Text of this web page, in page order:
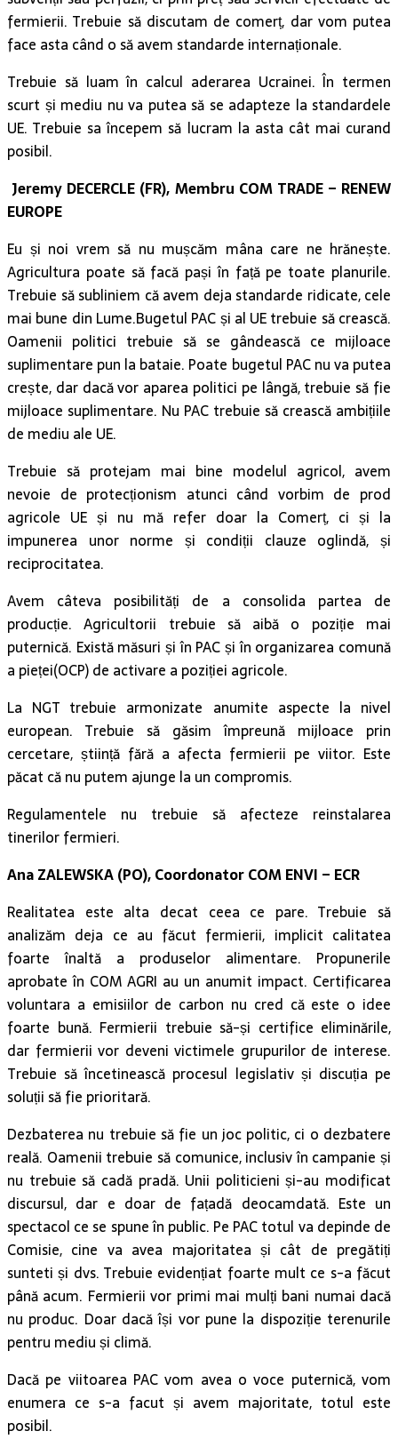
fermierii. Trebuie să discutam de comerț, dar vom putea
face asta când o să avem standarde internaționale.
Trebuie să luam în calcul aderarea Ucrainei. În termen
scurt și mediu nu va putea să se adapteze la standardele
UE. Trebuie sa începem să lucram la asta cât mai curand
posibil.
Jeremy DECERCLE (FR), Membru COM TRADE – RENEW
EUROPE
Eu și noi vrem să nu mușcăm mâna care ne hrănește.
Agricultura poate să facă pași în față pe toate planurile.
Trebuie să subliniem că avem deja standarde ridicate, cele
mai bune din Lume.Bugetul PAC și al UE trebuie să crească.
Oamenii politici trebuie să se gândească ce mijloace
suplimentare pun la bataie. Poate bugetul PAC nu va putea
crește, dar dacă vor aparea politici pe lângă, trebuie să fie
mijloace suplimentare. Nu PAC trebuie să crească ambițiile
de mediu ale UE.
Trebuie să protejam mai bine modelul agricol, avem
nevoie de protecționism atunci când vorbim de prod
agricole UE și nu mă refer doar la Comerț, ci și la
impunerea unor norme și condiții clauze oglindă, și
reciprocitatea.
Avem câteva posibilități de a consolida partea de
producție. Agricultorii trebuie să aibă o poziție mai
puternică. Există măsuri și în PAC și în organizarea comună
a pieței(OCP) de activare a poziției agricole.
La NGT trebuie armonizate anumite aspecte la nivel
european. Trebuie să găsim împreună mijloace prin
cercetare, știință fără a afecta fermierii pe viitor. Este
păcat că nu putem ajunge la un compromis.
Regulamentele nu trebuie să afecteze reinstalarea
tinerilor fermieri.
Ana ZALEWSKA (PO), Coordonator COM ENVI – ECR
Realitatea este alta decat ceea ce pare. Trebuie să
analizăm deja ce au făcut fermierii, implicit calitatea
foarte înaltă a produselor alimentare. Propunerile
aprobate în COM AGRI au un anumit impact. Certificarea
voluntara a emisiilor de carbon nu cred că este o idee
foarte bună. Fermierii trebuie să-și certifice eliminările,
dar fermierii vor deveni victimele grupurilor de interese.
Trebuie să încetinească procesul legislativ și discuția pe
soluții să fie prioritară.
Dezbaterea nu trebuie să fie un joc politic, ci o dezbatere
reală. Oamenii trebuie să comunice, inclusiv în campanie și
nu trebuie să cadă pradă. Unii politicieni și-au modificat
discursul, dar e doar de fațadă deocamdată. Este un
spectacol ce se spune în public. Pe PAC totul va depinde de
Comisie, cine va avea majoritatea și cât de pregătiți
sunteti și dvs. Trebuie evidențiat foarte mult ce s-a făcut
până acum. Fermierii vor primi mai mulți bani numai dacă
nu produc. Doar dacă își vor pune la dispoziție terenurile
pentru mediu și climă.
Dacă pe viitoarea PAC vom avea o voce puternică, vom
enumera ce s-a facut și avem majoritate, totul este
posibil.